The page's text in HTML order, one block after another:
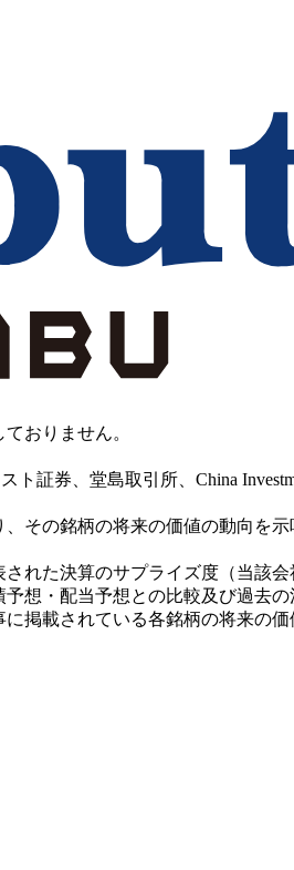
おりません。
券、堂島取引所、China
その銘柄の将来の価値の動向を
れた決算のサプライズ度（当該
想・配当予想との比較及び過去
掲載されている各銘柄の将来の